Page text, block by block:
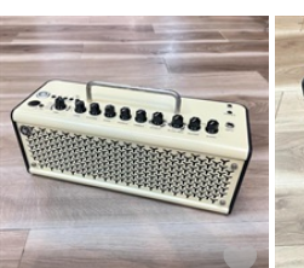
Oyaide
P.R.S. Palmer Pearl
PJB（Phil Jones Bass）
Pocket
Positive Grid
Providence
S-T
SANWA SUPPLY SENNHEISER
SHINOS amplifier company Ltd.
strymon
Suhr Amps SYNERGY
Tone King
Two Notes Two-
U-Z